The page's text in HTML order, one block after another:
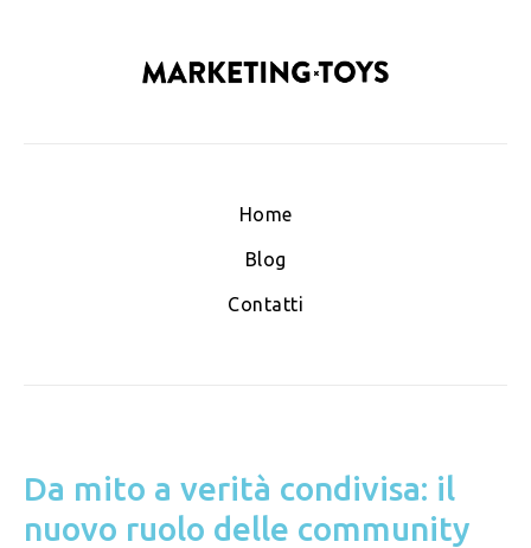
Home
Blog
Contatti
Da mito a verità condivisa: il
nuovo ruolo delle community